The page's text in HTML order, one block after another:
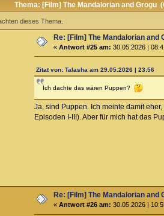
Thema: [Film] The Mandalorian and Grogu
dieses Thema.
Re: [Film] The Mandalorian and
«Antwort #25 am: 30.05.2026 |
Zitat von: Talasha am 29.05.2026 | 23:56
Ich dachte das wären Puppen?
Ja, sind Puppen. Ich meinte damit
Episoden I-III). Aber für mich hat das
Re: [Film] The Mandalorian and
«Antwort #26 am: 30.05.2026 |